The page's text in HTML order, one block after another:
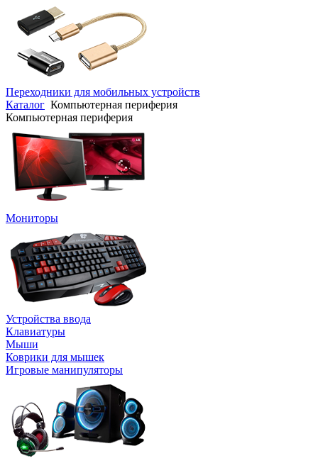
Переходники для мобильных устройств
Каталог Компьютерная периферия
Компьютерная периферия
Мониторы
Устройства ввода
Клавиатуры
Мыши
Коврики для мышек
Игровые манипуляторы